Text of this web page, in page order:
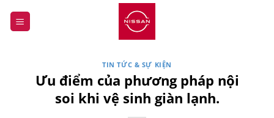
qua
TIN TỨC & SỰ KIỆN
Ưu điểm của phương pháp nội
soi khi vệ sinh giàn lạnh.